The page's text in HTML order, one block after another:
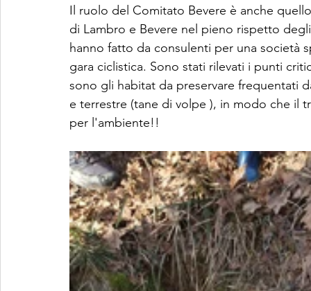
Il ruolo del Comitato Bevere è anche
di Lambro e Bevere nel pieno rispetto
hanno fatto da consulenti per una società
gara ciclistica. Sono stati rilevati i punti
sono gli habitat da preservare frequentati
e terrestre (tane di volpe ), in modo che il
per l'ambiente!!